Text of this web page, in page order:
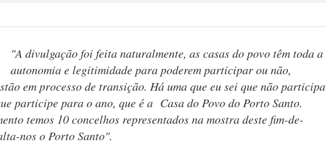
"A divulgação foi feita naturalmente, as casas do povo têm toda a
autonomia e legitimidade para poderem participar ou não,
em processo de transição. Há uma que eu sei que não participa
participe para o ano, que é a Casa do Povo do Porto Santo.
temos 10 concelhos representados na mostra deste fim-de-
nos o Porto Santo".